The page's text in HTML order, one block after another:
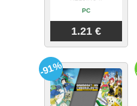
PC
1.21 €
-91%